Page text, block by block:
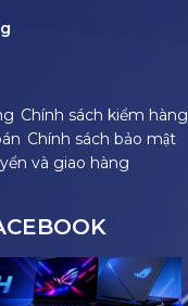
Chính sách kiểm hàng
Chính sách bảo mật
và giao hàng